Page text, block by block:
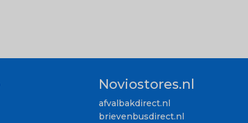
Noviostores.nl
afvalbakdirect.nl
brievenbusdirect.nl